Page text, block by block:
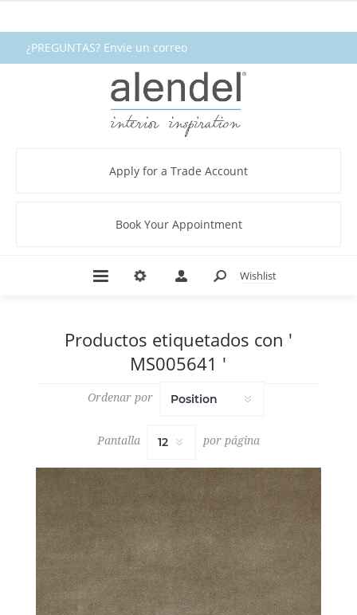
¿PREGUNTAS? Envíe un correo
electrónico a fabrics@alendel.com o
llame al 1.800.387.9968 ★ SERVICIO ★
Apply for a Trade Account
Book Your Appointment
Wishlist
Productos etiquetados con '
MS005641 '
Ordenar por
Pantalla por página